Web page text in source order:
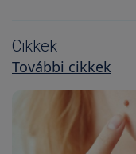
Cikkek
További cikkek